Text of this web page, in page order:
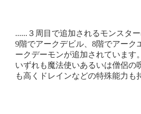
......３周目で追加されるモンスタ
9階でアークデビル、8階でアーク
ークデーモンが追加されています。
いずれも魔法使いあるいは僧侶の
も高くドレインなどの特殊能力も